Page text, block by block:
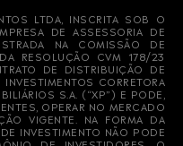
LTDA, INSCRITA SOB O
DE ASSESSORIA DE
NA COMISSÃO DE
RESOLUÇÃO CVM 178/23
DE DISTRIBUIÇÃO DE
CORRETORA
S.A. (“XP”) E PODE,
OPERAR NO MERCADO
VIGENTE. NA FORMA DA
INVESTIMENTO NÃO PODE